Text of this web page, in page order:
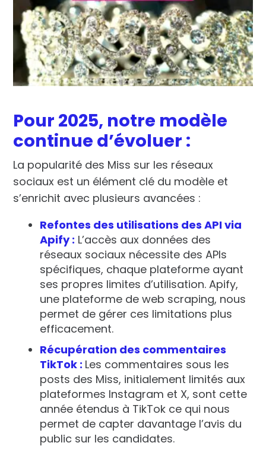
Pour 2025, notre modèle
continue d’évoluer :
La popularité des Miss sur les réseaux
sociaux est un élément clé du modèle et
s’enrichit avec plusieurs avancées :
Refontes des utilisations des API via
Apify : L’accès aux données des
réseaux sociaux nécessite des APIs
spécifiques, chaque plateforme ayant
ses propres limites d’utilisation. Apify,
une plateforme de web scraping, nous
permet de gérer ces limitations plus
efficacement.
Récupération des commentaires
TikTok : Les commentaires sous les
posts des Miss, initialement limités aux
plateformes Instagram et X, sont cette
année étendus à TikTok ce qui nous
permet de capter davantage l’avis du
public sur les candidates.